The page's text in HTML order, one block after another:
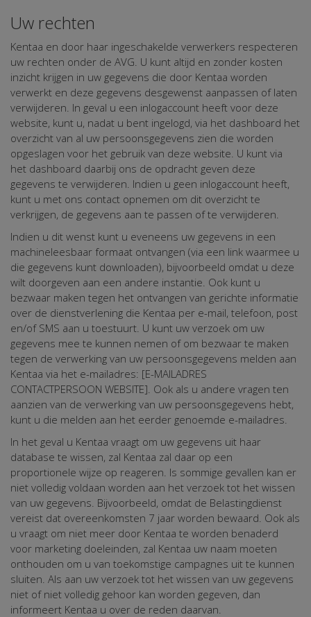
Uw rechten
Kentaa en door haar ingeschakelde verwerkers respecteren
uw rechten onder de AVG. U kunt altijd en zonder kosten
inzicht krijgen in uw gegevens die door Kentaa worden
verwerkt en deze gegevens desgewenst aanpassen of laten
verwijderen. In geval u een inlogaccount heeft voor deze
website, kunt u, nadat u bent ingelogd, via het dashboard het
overzicht van al uw persoonsgegevens zien die worden
opgeslagen voor het gebruik van deze website. U kunt via
het dashboard daarbij ons de opdracht geven deze
gegevens te verwijderen. Indien u geen inlogaccount heeft,
kunt u met ons contact opnemen om dit overzicht te
verkrijgen, de gegevens aan te passen of te verwijderen.
Indien u dit wenst kunt u eveneens uw gegevens in een
machineleesbaar formaat ontvangen (via een link waarmee u
die gegevens kunt downloaden), bijvoorbeeld omdat u deze
wilt doorgeven aan een andere instantie. Ook kunt u
bezwaar maken tegen het ontvangen van gerichte informatie
over de dienstverlening die Kentaa per e-mail, telefoon, post
en/of SMS aan u toestuurt. U kunt uw verzoek om uw
gegevens mee te kunnen nemen of om bezwaar te maken
tegen de verwerking van uw persoonsgegevens melden aan
Kentaa via het e-mailadres: [E-MAILADRES
CONTACTPERSOON WEBSITE]. Ook als u andere vragen ten
aanzien van de verwerking van uw persoonsgegevens hebt,
kunt u die melden aan het eerder genoemde e-mailadres.
In het geval u Kentaa vraagt om uw gegevens uit haar
database te wissen, zal Kentaa zal daar op een
proportionele wijze op reageren. Is sommige gevallen kan er
niet volledig voldaan worden aan het verzoek tot het wissen
van uw gegevens. Bijvoorbeeld, omdat de Belastingdienst
vereist dat overeenkomsten 7 jaar worden bewaard. Ook als
u vraagt om niet meer door Kentaa te worden benaderd
voor marketing doeleinden, zal Kentaa uw naam moeten
onthouden om u van toekomstige campagnes uit te kunnen
sluiten. Als aan uw verzoek tot het wissen van uw gegevens
niet of niet volledig gehoor kan worden gegeven, dan
informeert Kentaa u over de reden daarvan.